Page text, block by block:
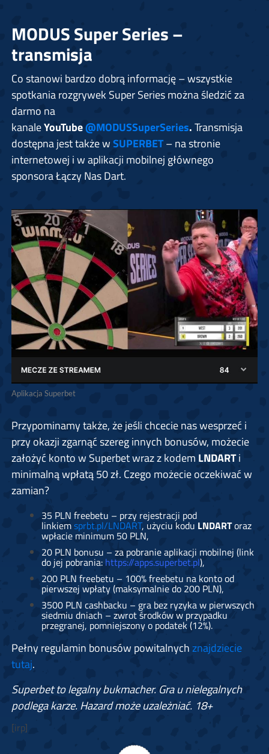
MODUS Super Series –
transmisja
Co stanowi bardzo dobrą informację – wszystkie
spotkania rozgrywek Super Series można śledzić za
darmo na
kanaleYouTube@MODUSSuperSeries.Transmisja
dostępna jest także wSUPERBET– na stronie
internetowej i w aplikacji mobilnej głównego
sponsora Łączy Nas Dart.
Aplikacja Superbet
Przypominamy także, że jeśli chcecie nas wesprzeć i
przy okazji zgarnąć szereg innych bonusów, możecie
założyć konto w Superbet wraz z kodem LNDARTi
minimalną wpłatą 50 zł. Czego możecie oczekiwać w
zamian?
35 PLN freebetu – przy rejestracji pod
linkiemsprbt.pl/LNDART, użyciu kodu LNDARToraz
wpłacie minimum 50 PLN,
20 PLN bonusu – za pobranie aplikacji mobilnej (link
do jej pobrania: https://apps.superbet.pl),
200 PLN freebetu – 100% freebetu na konto od
pierwszej wpłaty (maksymalnie do 200 PLN),
3500 PLN cashbacku – gra bez ryzyka w pierwszych
siedmiu dniach – zwrot środków w przypadku
przegranej, pomniejszony o podatek (12%).
Pełny regulamin bonusów powitalnychznajdziecie
tutaj.
Superbet to legalny bukmacher. Gra u nielegalnych
podlega karze. Hazard może uzależniać. 18+
[irp]